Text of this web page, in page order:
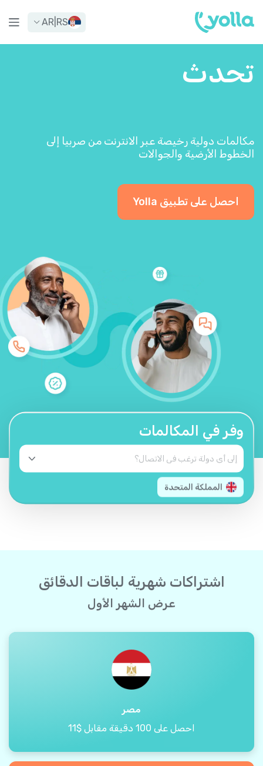
RS
AR
تحدث
مكالمات دولية رخيصة عبر الانترنت من صربيا إلى
الخطوط الأرضية والجوالات
احصل على تطبيق Yolla
وفر في المكالمات
المملكة المتحدة
اشتراكات شهرية لباقات الدقائق
عرض الشهر الأول
مصر
احصل على 100 دقيقة مقابل $11